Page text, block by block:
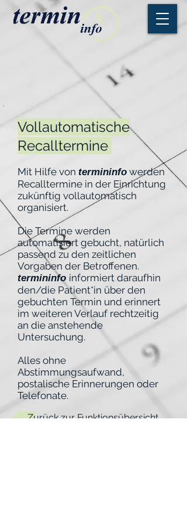
Vollautomatische
Recalltermine
Mit Hilfe von termininfo werden
Recalltermine in der Einrichtung
zukünftig vollautomatisch
organisiert.
Die Termine werden
automatisiert gebucht, natürlich
passend zu den zeitlichen
Vorgaben der Betroffenen.
termininfo informiert daraufhin
den/die Patient*in über den
gebuchten Termin und erinnert
im weiteren Verlauf rechtzeitig
an die anstehende
Untersuchung.
Alles ohne
Abstimmungsaufwand,
postalische Erinnerungen oder
Telefonate.
Zurück zur Funktionsübersicht